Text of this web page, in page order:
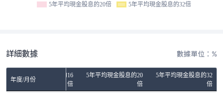
5年平均現金股息的20倍
5年平均現金股息的32倍
詳細數據 數據單位：%
年度/月份
5年平均現金股息的16
倍
5年平均現金股息的20
倍
5年平均現金股息的32
倍